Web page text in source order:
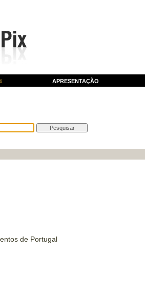
APRESENTAÇÃO
de Portugal